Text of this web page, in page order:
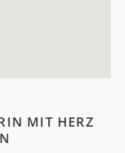
MIT HERZ